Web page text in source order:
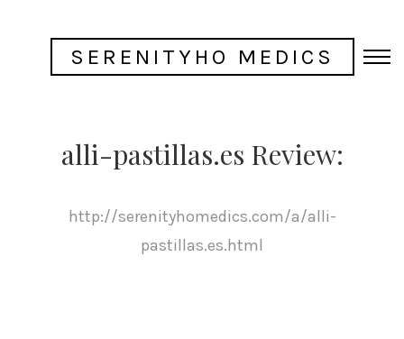
SERENITYHO MEDICS
alli-pastillas.es Review:
http://serenityhomedics.com/a/alli-
pastillas.es.html